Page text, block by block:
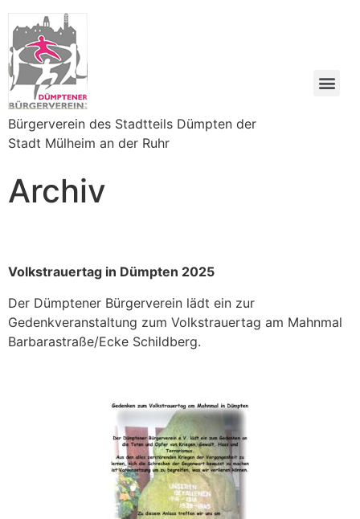
Bürgerverein des Stadtteils Dümpten der
Stadt Mülheim an der Ruhr
Archiv
Volkstrauertag in Dümpten 2025
Der Dümptener Bürgerverein lädt ein zur
Gedenkveranstaltung zum Volkstrauertag am Mahnmal
Barbarastraße/Ecke Schildberg.